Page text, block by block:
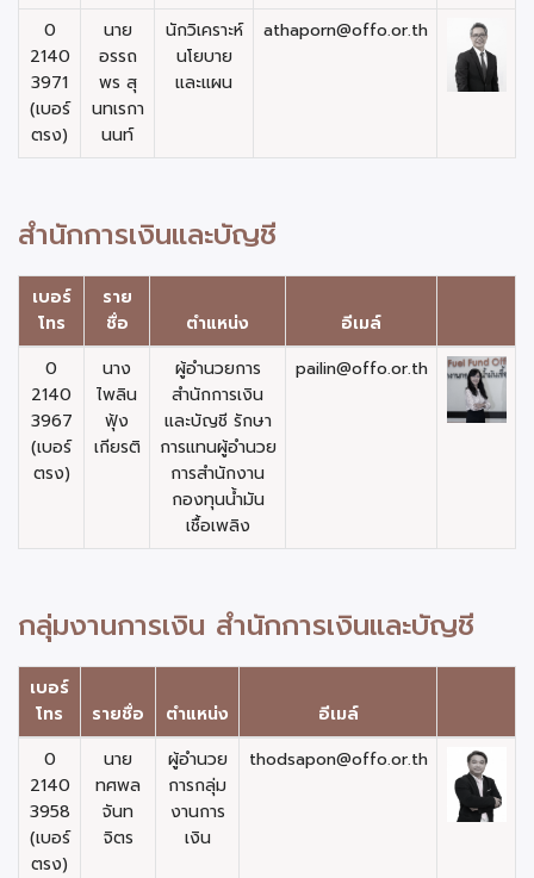
0
2140
3971
(เบอร์
ตรง)
นาย
อรรถ
พร สุ
นทเรกา
นนท์
นักวิเคราะห์
นโยบาย
และแผน
athaporn@offo.or.th
สำนักการเงินและบัญชี
เบอร์
โทร
ราย
ชื่อ
ตำแหน่ง
อีเมล์
0
2140
3967
(เบอร์
ตรง)
นาง
ไพลิน
ฟุ้ง
เกียรติ
ผู้อำนวยการ
สำนักการเงิน
และบัญชี รักษา
การแทนผู้อำนวย
การสำนักงาน
กองทุนน้ำมัน
เชื้อเพลิง
pailin@offo.or.th
กลุ่มงานการเงิน สำนักการเงินและบัญชี
เบอร์
โทร
รายชื่อ ตำแหน่ง
อีเมล์
0
2140
3958
(เบอร์
ตรง)
นาย
ทศพล
จันท
จิตร
ผู้อำนวย
การกลุ่ม
งานการ
เงิน
thodsapon@offo.or.th